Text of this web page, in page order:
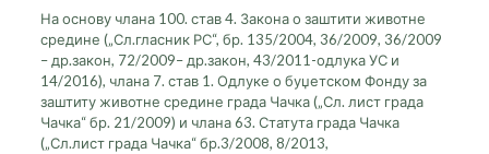
На основу члана 100. став 4. Закона о заштити животне
средине („Сл.гласник РС“, бр. 135/2004, 36/2009, 36/2009
– др.закон, 72/2009– др.закон, 43/2011-одлука УС и
14/2016), члана 7. став 1. Одлуке о буџетском Фонду за
заштиту животне средине града Чачка („Сл. лист града
Чачка“ бр. 21/2009) и члана 63. Статута града Чачка
(„Сл.лист града Чачка“ бр.3/2008, 8/2013,